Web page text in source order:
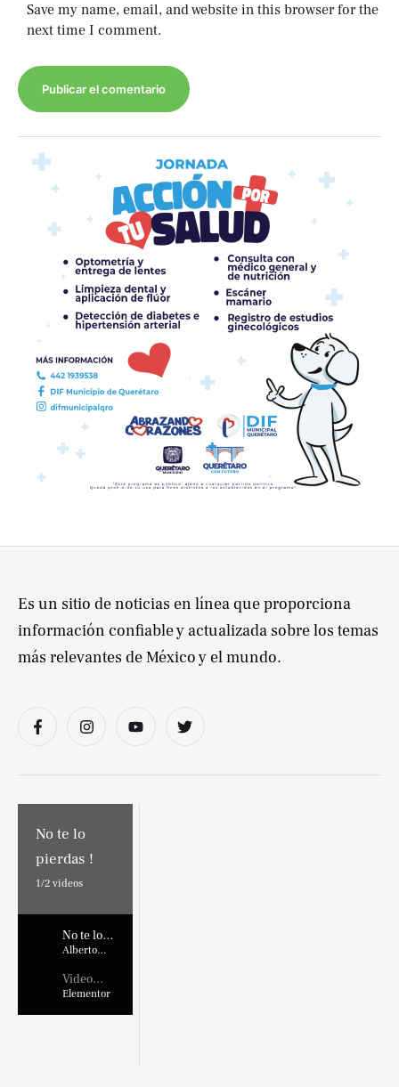
Save my name, email, and website in this browser for the
next time I comment.
No te lo
pierdas !
1/2 videos
No te lo
pierdas !
Alberto
Video
Placehold
er
Elementor
Es un sitio de noticias en línea que proporciona
información confiable y actualizada sobre los temas
más relevantes de México y el mundo.